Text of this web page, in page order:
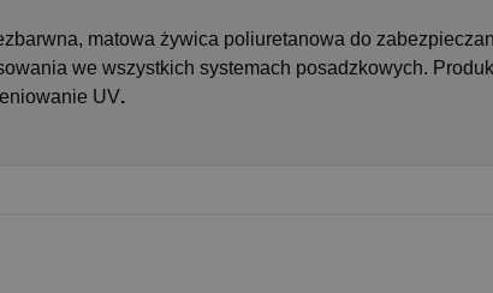
matowa żywica poliuretanowa do
we wszystkich systemach posadzkowych.
UV.